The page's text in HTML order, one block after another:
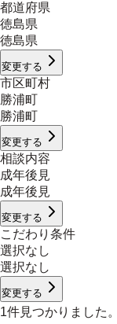
都道府県
徳島県
徳島県
変更する
市区町村
勝浦町
勝浦町
変更する
相談内容
成年後見
成年後見
変更する
こだわり条件
選択なし
選択なし
変更する
1件見つかりました。